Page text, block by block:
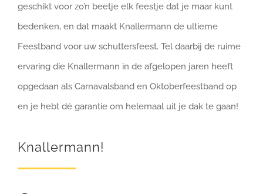
geschikt voor zo’n beetje elk feestje dat je maar kunt
bedenken, en dat maakt Knallermann de ultieme
Feestband voor uw schuttersfeest. Tel daarbij de ruime
ervaring die Knallermann in de afgelopen jaren heeft
opgedaan als Carnavalsband en Oktoberfeestband op
en je hebt dé garantie om helemaal uit je dak te gaan!
Knallermann!